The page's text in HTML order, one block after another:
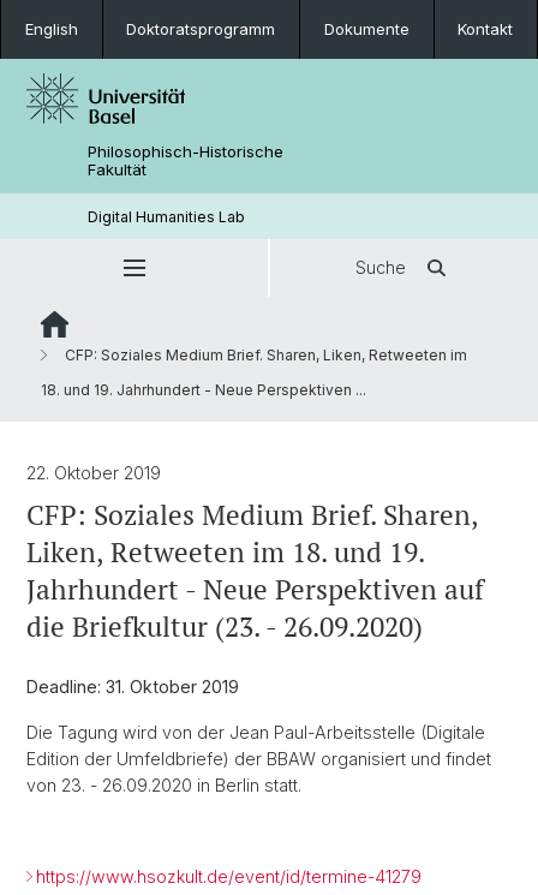
English Doktoratsprogramm Dokumente Kontakt
Philosophisch-Historische
Fakultät
Digital Humanities Lab
Suche
CFP: Soziales Medium Brief. Sharen, Liken, Retweeten im
18. und 19. Jahrhundert - Neue Perspektiven ...
22. Oktober 2019
CFP: Soziales Medium Brief. Sharen,
Liken, Retweeten im 18. und 19.
Jahrhundert - Neue Perspektiven auf
die Briefkultur (23. - 26.09.2020)
Deadline: 31. Oktober 2019
Die Tagung wird von der Jean Paul-Arbeitsstelle (Digitale
Edition der Umfeldbriefe) der BBAW organisiert und findet
von 23. - 26.09.2020 in Berlin statt.
https://www.hsozkult.de/event/id/termine-41279